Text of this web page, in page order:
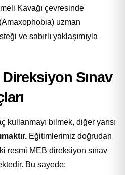
Kavağı çevresinde
uzman
ve sabırlı yaklaşımıyla
Sınav
kullanmayı bilmek, diğer yarısı
Eğitimlerimiz doğrudan
resmi MEB direksiyon sınav
Bu sayede: